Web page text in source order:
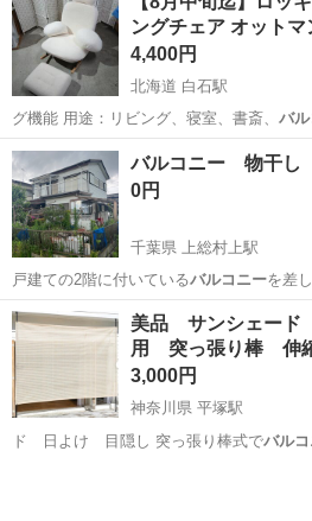
ライン面接OK><入社キャンペーン実施中
金属 <仕事内容> 電...ングチェア オット
4,400円
北海道 白石駅
グ機能 用途：リビング、寝室、書斎、 バ
オットマン …
北海道 札幌市 ソファ
バルコニー 物干し
0円
千葉県 上総村上駅
戸建ての2階に付いているバルコニーを差し上げ
撤去…
千葉 市原市 上総村上駅 その他
美品 サンシェー
用 突っ張り棒 伸
3,000円
神奈川県 平塚駅
ド 日よけ 目隠し 突っ張り棒式でバル